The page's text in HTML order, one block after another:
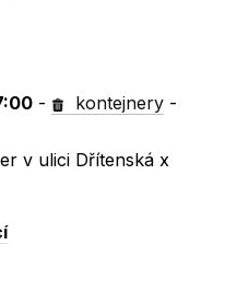
- kontejnery -
v ulici Dřítenská x